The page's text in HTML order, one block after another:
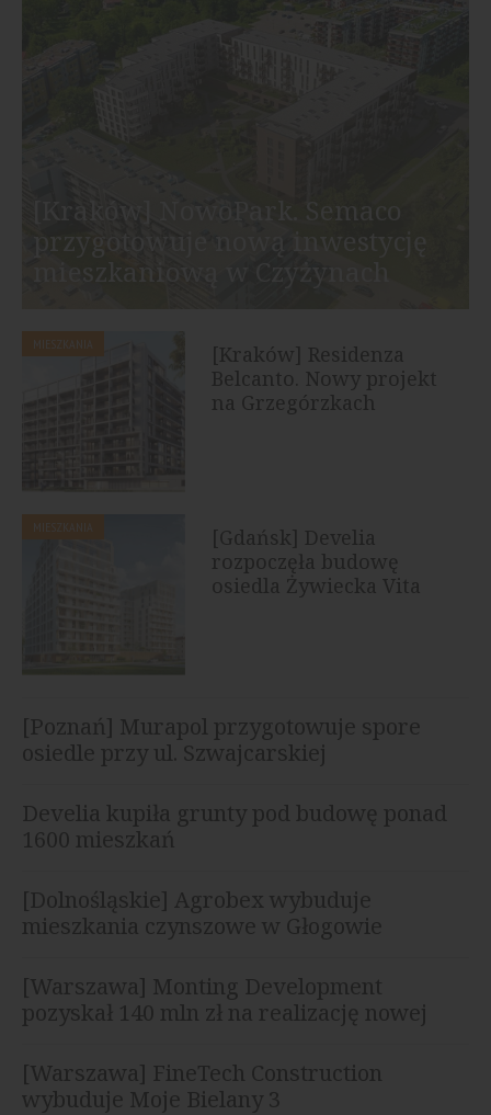
[Kraków] Residenza
Belcanto. Nowy projekt
na Grzegórzkach
[Gdańsk] Develia
rozpoczęła budowę
osiedla Żywiecka Vita
[Poznań] Murapol przygotowuje spore
osiedle przy ul. Szwajcarskiej
Develia kupiła grunty pod budowę ponad
1600 mieszkań
[Dolnośląskie] Agrobex wybuduje
mieszkania czynszowe w Głogowie
[Warszawa] Monting Development
pozyskał 140 mln zł na realizację nowej
[Warszawa] FineTech Construction
wybuduje Moje Bielany 3